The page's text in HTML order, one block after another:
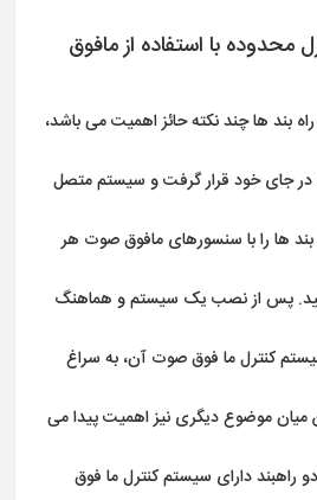
محدوده با استفاده از مافوق
بند ها چند نکته حائز اهمیت می باشد،
در جای خود قرار گرفت و سیستم متصل
بند ها را با سنسورهای مافوق صوت هر
پس از نصب یک سیستم و هماهنگ
کنترل ما فوق صوت آن، به سراغ
میان موضوع دیگری نیز اهمیت پیدا می
راهبند دارای سیستم کنترل ما فوق